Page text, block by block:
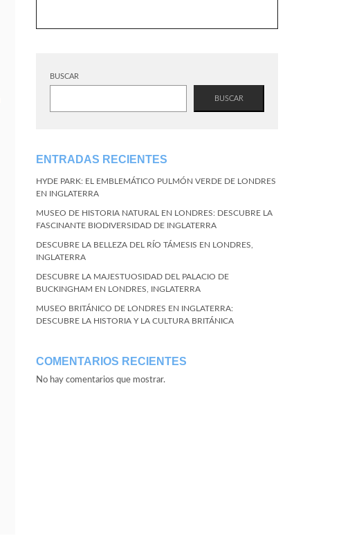
BUSCAR
BUSCAR
ENTRADAS RECIENTES
HYDE PARK: EL EMBLEMÁTICO PULMÓN VERDE DE LONDRES
EN INGLATERRA
MUSEO DE HISTORIA NATURAL EN LONDRES: DESCUBRE LA
FASCINANTE BIODIVERSIDAD DE INGLATERRA
DESCUBRE LA BELLEZA DEL RÍO TÁMESIS EN LONDRES,
INGLATERRA
DESCUBRE LA MAJESTUOSIDAD DEL PALACIO DE
BUCKINGHAM EN LONDRES, INGLATERRA
MUSEO BRITÁNICO DE LONDRES EN INGLATERRA:
DESCUBRE LA HISTORIA Y LA CULTURA BRITÁNICA
COMENTARIOS RECIENTES
No hay comentarios que mostrar.